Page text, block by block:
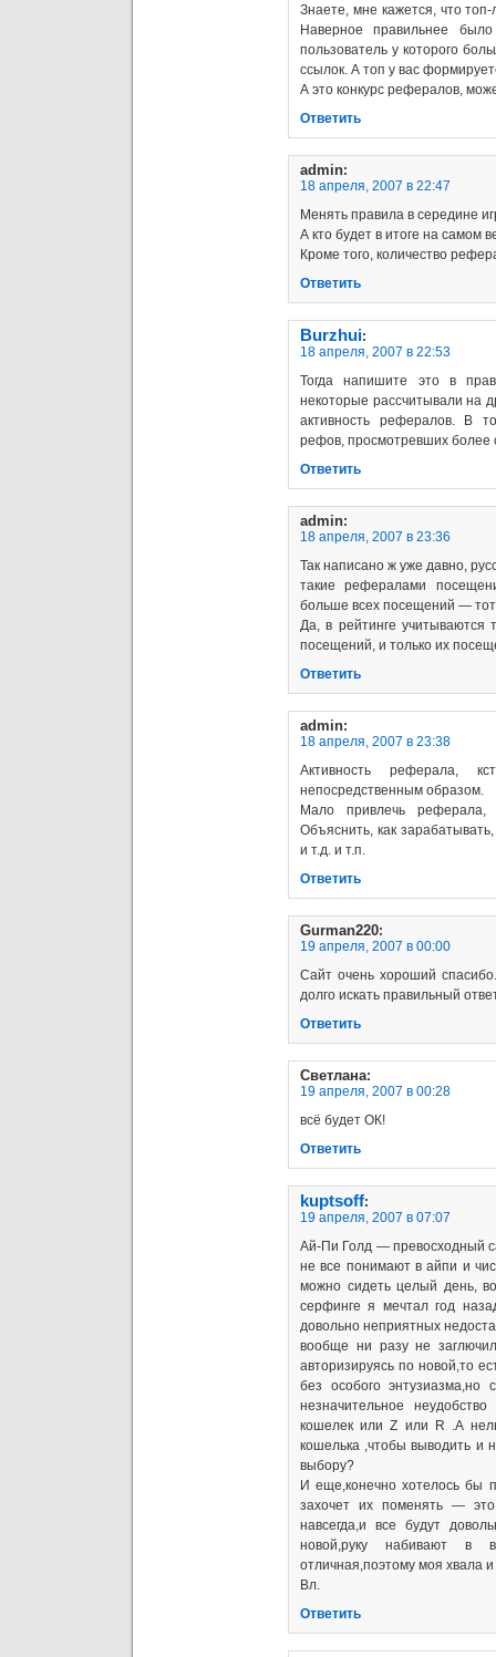
Знаете, мне кажется, что
Наверное правильнее
пользователь у которого
ссылок. А топ у вас
А это конкурс рефералов,
Ответить
admin:
18 апреля, 2007 в 22:47
Менять правила в середине
А кто будет в итоге на самом
Кроме того, количество
Ответить
Burzhui:
18 апреля, 2007 в 22:53
Тогда напишите это в
некоторые рассчитывали на
активность рефералов. В
рефов, просмотревших более
Ответить
admin:
18 апреля, 2007 в 23:36
Так написано ж уже давно,
такие рефералами
больше всех посещений —
Да, в рейтинге
посещений, и только их
Ответить
admin:
18 апреля, 2007 в 23:38
Активность реферала,
непосредственным образом.
Мало привлечь реферала,
Объяснить, как
и т.д. и т.п.
Ответить
Gurman220:
19 апреля, 2007 в 00:00
Сайт очень хороший
долго искать правильный
Ответить
Светлана:
19 апреля, 2007 в 00:28
всё будет ОК!
Ответить
kuptsoff:
19 апреля, 2007 в 07:07
Ай-Пи Голд — превосходный
не все понимают в айпи и
можно сидеть целый день,
серфинге я мечтал год
довольно неприятных
вообще ни разу не
авторизируясь по новой,то
без особого энтузиазма,но
незначительное
кошелек или Z или R .А
кошелька ,чтобы выводить и
выбору?
И еще,конечно хотелось бы
захочет их поменять —
навсегда,и все будут
новой,руку набивают в
отличная,поэтому моя хвала
Вл.
Ответить